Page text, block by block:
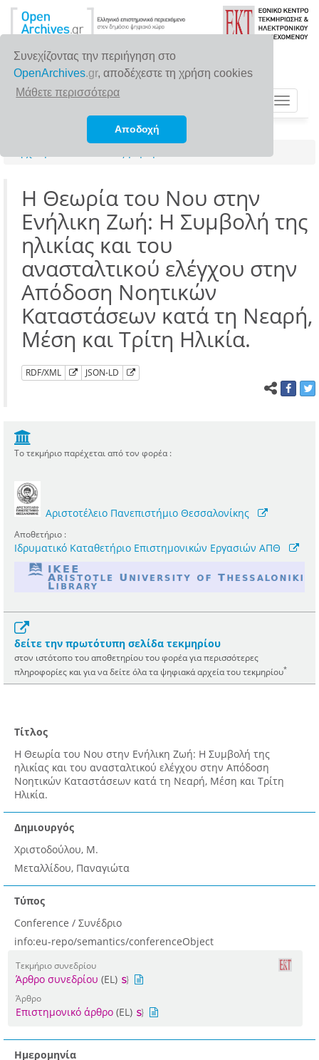
Συνεχίζοντας την περιήγηση στο
OpenArchives.gr, αποδέχεστε τη χρήση cookies
Μάθετε περισσότερα
Αποδοχή
Toggle
Η Θεωρία του Νου στην
Ενήλικη Ζωή: Η Συμβολή της
ηλικίας και του
ανασταλτικού ελέγχου στην
Απόδοση Νοητικών
Καταστάσεων κατά τη Νεαρή,
Μέση και Τρίτη Ηλικία.
RDF/XML JSON-LD
Το τεκμήριο παρέχεται από τον φορέα :
Αριστοτέλειο Πανεπιστήμιο Θεσσαλονίκης
Αποθετήριο :
Ιδρυματικό Καταθετήριο Επιστημονικών Εργασιών ΑΠΘ
δείτε την πρωτότυπη σελίδα τεκμηρίου
στον ιστότοπο του αποθετηρίου του φορέα για περισσότερες
πληροφορίες και για να δείτε όλα τα ψηφιακά αρχεία του τεκμηρίου*
Τίτλος
Η Θεωρία του Νου στην Ενήλικη Ζωή: Η Συμβολή της
ηλικίας και του ανασταλτικού ελέγχου στην Απόδοση
Νοητικών Καταστάσεων κατά τη Νεαρή, Μέση και Τρίτη
Ηλικία.
Δημιουργός
Χριστοδούλου, Μ.
Μεταλλίδου, Παναγιώτα
Τύπος
Conference / Συνέδριο
info:eu-repo/semantics/conferenceObject
Τεκμήριο συνεδρίου
Άρθρο συνεδρίου (EL)
Άρθρο
Επιστημονικό άρθρο (EL)
Ημερομηνία